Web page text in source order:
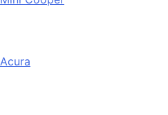
Acura